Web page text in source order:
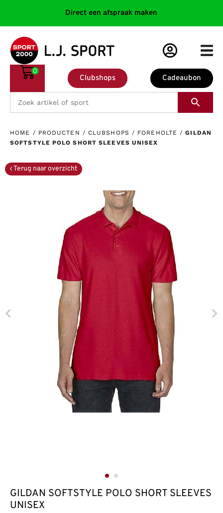
Direct een afspraak maken
Cadeaubon
Clubshops
0
HOME / PRODUCTEN / CLUBSHOPS / FOREHOLTE /GILDAN
SOFTSTYLE POLO SHORT SLEEVES UNISEX
GILDAN SOFTSTYLE POLO SHORT SLEEVES
UNISEX